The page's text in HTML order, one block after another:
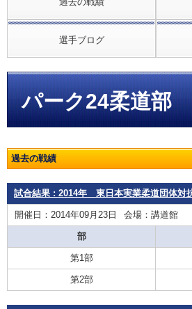
選手ブログ
パーク24柔道部
過去の戦績
試合結果 : 2014年 東日本実業柔道団体対
開催日：2014年09月23日 会場：講道館
部
第1部
第2部